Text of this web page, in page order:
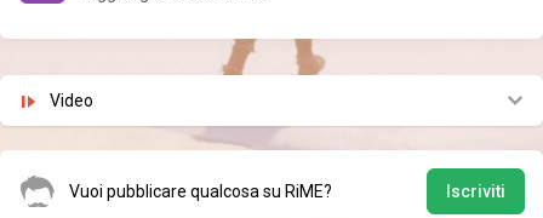
Video
Vuoi pubblicare qualcosa su RiME? Iscriviti